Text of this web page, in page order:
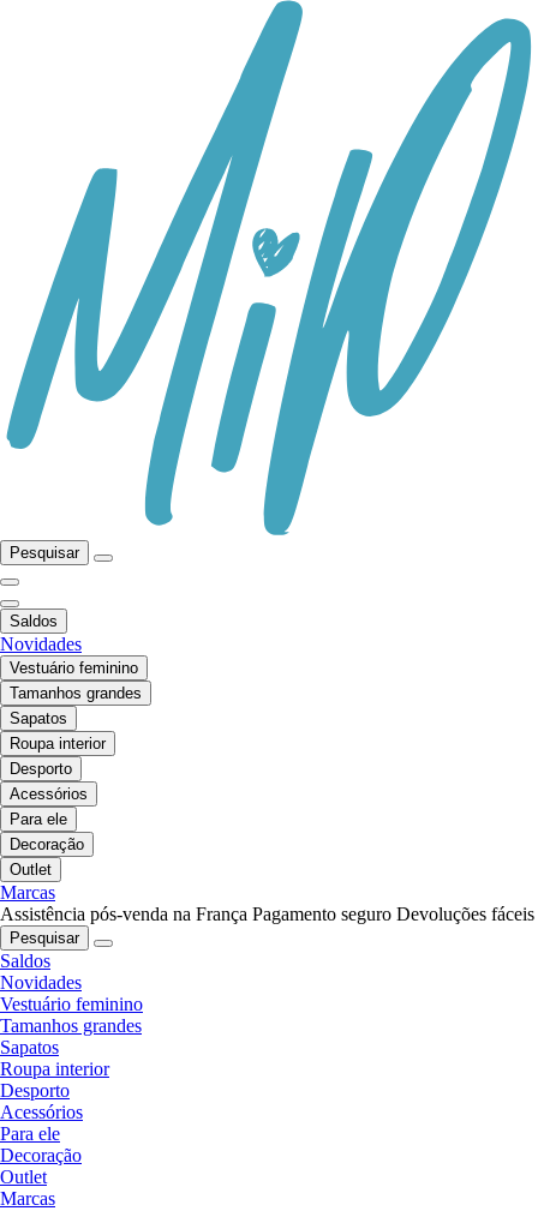
Pesquisar
Saldos
Novidades
Vestuário feminino
Tamanhos grandes
Sapatos
Roupa interior
Desporto
Acessórios
Para ele
Decoração
Outlet
Marcas
Assistência pós-venda na França Pagamento seguro Devoluções fáceis
Pesquisar
Saldos
Novidades
Vestuário feminino
Tamanhos grandes
Sapatos
Roupa interior
Desporto
Acessórios
Para ele
Decoração
Outlet
Marcas